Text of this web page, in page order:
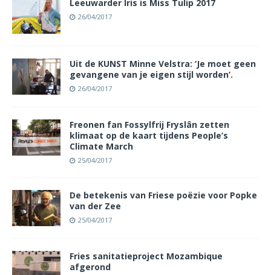
Leeuwarder Iris is Miss Tulip 2017
26/04/2017
Uit de KUNST Minne Velstra: ‘Je moet geen
gevangene van je eigen stijl worden’.
26/04/2017
Freonen fan Fossylfrij Fryslân zetten
klimaat op de kaart tijdens People’s
Climate March
25/04/2017
De betekenis van Friese poëzie voor Popke
van der Zee
25/04/2017
Fries sanitatieproject Mozambique
afgerond